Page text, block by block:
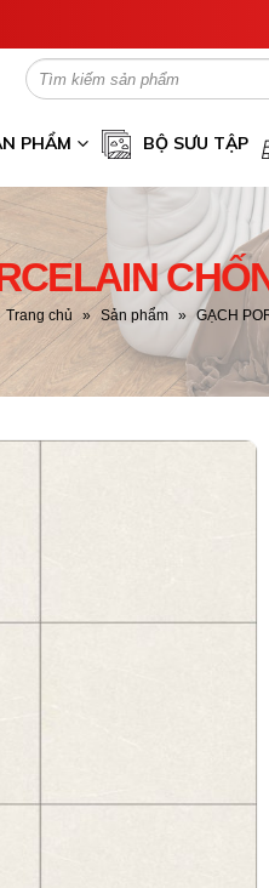
PHẨM BỘ SƯU TẬP
Trang chủ » Sản phẩm » GẠCH